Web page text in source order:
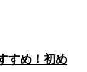
すめ！初め